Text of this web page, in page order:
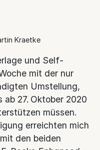
Kraetke
und Self-
mit der nur
Umstellung,
ab 27. Oktober 2020
müssen.
erreichten mich
den beiden